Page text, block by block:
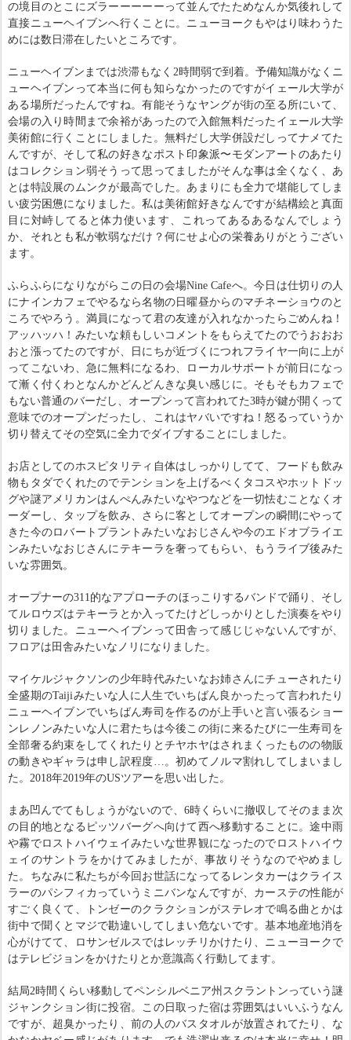
の境目のとこにズラーーーーーって並んでたためなんか気後れして
直接ニューヘイブンへ行くことに。ニューヨークもやはり味わうた
めには数日滞在したいところです。
ニューヘイブンまでは渋滞もなく2時間弱で到着。予備知識がなくニ
ューヘイブンって本当に何も知らなかったのですがイェール大学が
ある場所だったんですね。有能そうなヤングが街の至る所にいて、
会場の入り時間まで余裕があったので入館無料だったイェール大学
美術館に行くことにしました。無料だし大学併設だしってナメてた
んですが、そして私の好きなポスト印象派〜モダンアートのあたり
はコレクション弱そうって思ってましたがそんな事は全くなく、あ
とは特設展のムンクが最高でした。あまりにも全力で堪能してしま
い疲労困憊になりました。私は美術館好きなんですが結構絵と真面
目に対峙してると体力使います、これってあるあるなんでしょう
か、それとも私が軟弱なだけ？何にせよ心の栄養ありがとうござい
ます。
ふらふらになりながらこの日の会場Nine Cafeへ。今日は仕切りの人
にナインカフェでやるなら名物の日曜昼からのマチネーショウのと
ころでやろう。満員になって君の友達が入れなかったらごめんね！
アッハッハ！みたいな頼もしいコメントをもらえてたのでうおおお
おと漲ってたのですが、日にちが近づくにつれフライヤ一向に上が
ってこないわ、急に無料になるわ、ローカルサポートが前日になっ
て漸く付くわとなんかどんどんきな臭い感じに。そもそもカフェで
もない普通のバーだし、オープンって言われてた3時が鍵が開くって
意味でのオープンだったし、これはヤバいですね！怒るっていうか
切り替えてその空気に全力でダイブすることにしました。
お店としてのホスピタリティ自体はしっかりしてて、フードも飲み
物もタダでくれたのでテンションを上げるべくタコスやホットドッ
グや謎アメリカンはんぺんみたいなやつなどを一切怯むことなくオ
ーダーし、タップを飲み、さらに客としてオープンの瞬間にやって
きた今のロバートプラントみたいなおじさんや今のエドオブライエ
ンみたいなおじさんにテキーラを奢ってもらい、もうライブ後みた
いな雰囲気。
オープナーの311的なアプローチのほっこりするバンドで踊り、そし
てルロウズはテキーラとか入ってたけどしっかりとした演奏をやり
切りました。ニューヘイブンって田舎って感じじゃないんですが、
フロアは田舎みたいなノリになりました。
マイケルジャクソンの少年時代みたいなお姉さんにチューされたり
全盛期のTaijiみたいな人に人生でいちばん良かったって言われたり
ニューヘイブンでいちばん寿司を作るのが上手いと言い張るショー
ンレノンみたいな人に君たちは今後この街に来るたびに一生寿司を
全部奢る約束をしてくれたりとチヤホヤはされまくったものの物販
の動きやギャラは申し訳程度…。初めてノルマ割れしてしまいまし
た。2018年2019年のUSツアーを思い出した。
まあ凹んでてもしょうがないので、6時くらいに撤収してそのまま次
の目的地となるピッツバーグへ向けて西へ移動することに。途中雨
や霧でロストハイウェイみたいな世界観になったのでロストハイウ
ェイのサントラをかけてみましたが、事故りそうなのでやめまし
た。ちなみに私たちが今回お世話になってるレンタカーはクライス
ラーのパシフィカっていうミニバンなんですが、カーステの性能が
すごく良くて、トンゼーのクラクションがステレオで鳴る曲とかは
街中で聞くとマジで勘違いしてしまい危ないです。基本地産地消を
心がけてて、ロサンゼルスではレッチリかけたり、ニューヨークで
はテレビジョンをかけたりとか意識高く行動してます。
結局2時間くらい移動してペンシルベニア州スクラントンっていう謎
ジャンクション街に投宿。この日取った宿は雰囲気はいいふうなん
ですが、超臭かったり、前の人のバスタオルが放置されてたり、な